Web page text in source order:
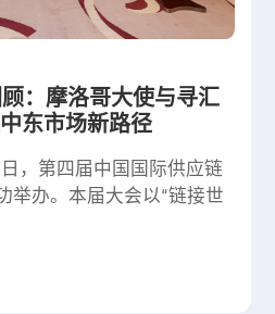
：摩洛哥大使与寻汇
东市场新路径
，第四届中国国际供应链
举办。本届大会以“链接世